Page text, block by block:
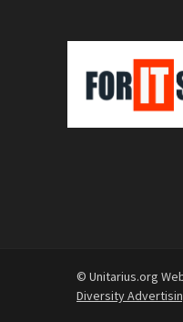
© Unitarius.org
Diversity